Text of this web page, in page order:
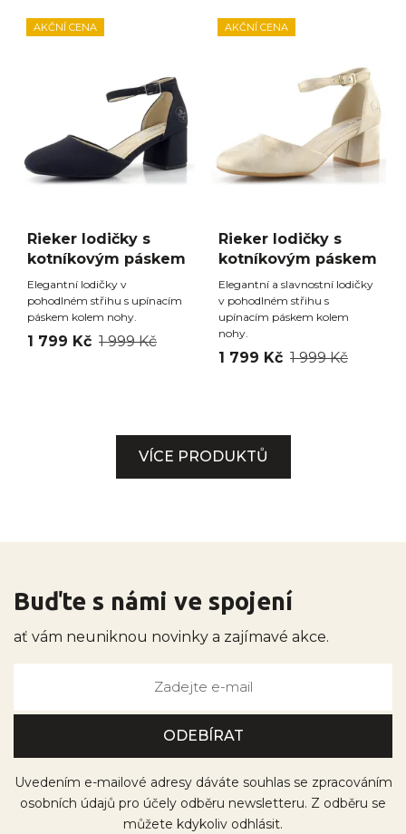
AKČNÍ CENA
Rieker lodičky s
kotníkovým páskem
Elegantní lodičky v
pohodlném střihu s upínacím
páskem kolem nohy.
1 799 Kč 1 999 Kč
AKČNÍ CENA
Rieker lodičky s
kotníkovým páskem
Elegantní a slavnostní lodičky
v pohodlném střihu s
upínacím páskem kolem
nohy.
1 799 Kč 1 999 Kč
VÍCE PRODUKTŮ
Buďte s námi ve spojení
ať vám neuniknou novinky a zajímavé akce.
Uvedením e-mailové adresy dáváte souhlas se zpracováním
osobních údajů pro účely odběru newsletteru. Z odběru se
můžete kdykoliv odhlásit.